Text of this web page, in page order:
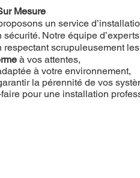
Mesure
un service
Notre équipe
scrupuleusement
à vos attentes,
à votre environnement,
la pérennité de vos
pour une installation